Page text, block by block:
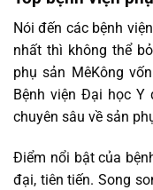
Nói đến các bệnh
nhất thì không thể
phụ sản MêKông
Bệnh viện Đại học Y
chuyên sâu về sản
Điểm nổi bật của
đại, tiên tiến. Song